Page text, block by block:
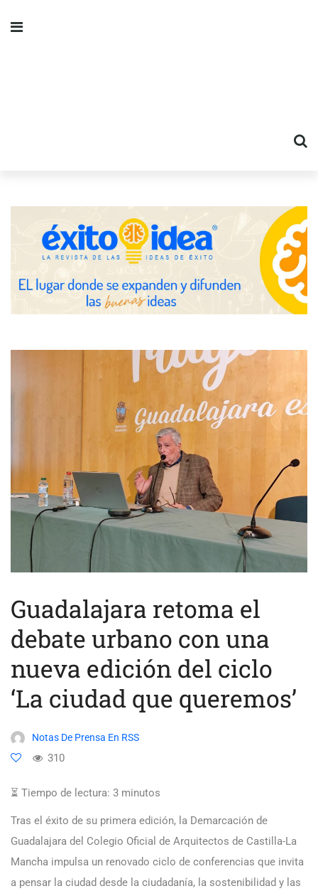
Guadalajara retoma el
debate urbano con una
nueva edición del ciclo
‘La ciudad que queremos’
Notas De Prensa En RSS
310
⏳ Tiempo de lectura: 3 minutos
Tras el éxito de su primera edición, la Demarcación de
Guadalajara del Colegio Oficial de Arquitectos de Castilla-La
Mancha impulsa un renovado ciclo de conferencias que invita
a pensar la ciudad desde la ciudadanía, la sostenibilidad y las